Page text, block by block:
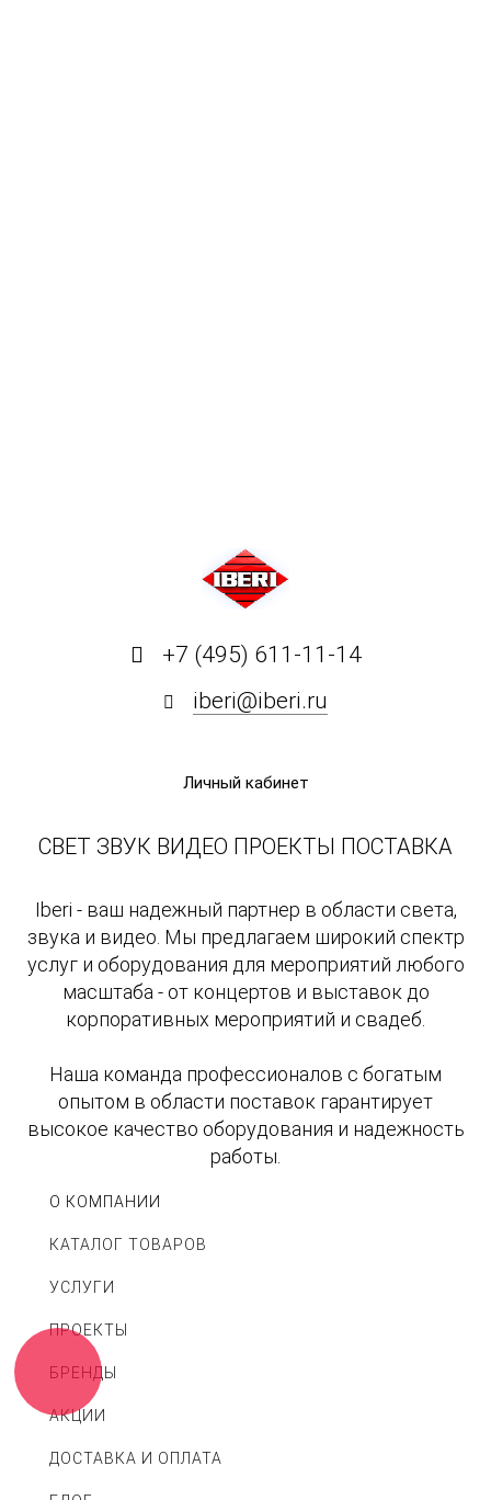
+7 (495) 611-11-14
iberi@iberi.ru
Личный кабинет
СВЕТ ЗВУК ВИДЕО ПРОЕКТЫ ПОСТАВКА
Iberi - ваш надежный партнер в области света,
звука и видео. Мы предлагаем широкий спектр
услуг и оборудования для мероприятий любого
масштаба - от концертов и выставок до
корпоративных мероприятий и свадеб.
Наша команда профессионалов с богатым
опытом в области поставок гарантирует
высокое качество оборудования и надежность
работы.
О КОМПАНИИ
КАТАЛОГ ТОВАРОВ
УСЛУГИ
ПРОЕКТЫ
БРЕНДЫ
АКЦИИ
ДОСТАВКА И ОПЛАТА